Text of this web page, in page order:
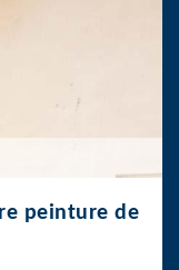
peinture de